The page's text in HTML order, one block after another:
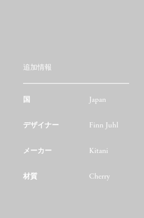
追加情報
国 Japan
デザイナー Finn Juhl
メーカー Kitani
材質 Cherry